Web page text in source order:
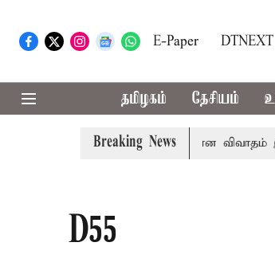
E-Paper DTNEXT
தமிழகம் தேசியம்
Breaking News
சட்டசபையில் பட்ஜெட் மீதான விவாதம்
D55